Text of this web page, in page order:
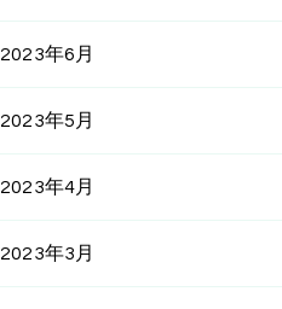
2023年6月
2023年5月
2023年4月
2023年3月